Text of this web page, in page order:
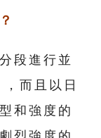
段進行並
而且以日
和強度的